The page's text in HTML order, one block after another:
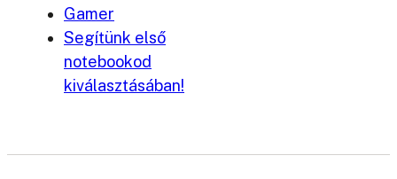
Gamer
Segítünk első
notebookod
kiválasztásában!